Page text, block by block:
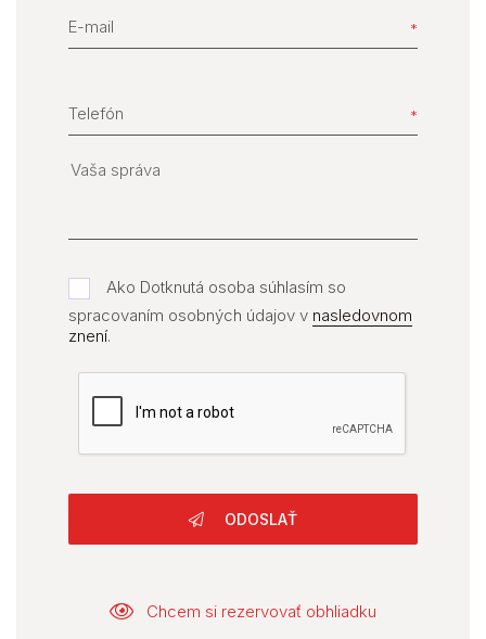
E-mail
Telefón
Ako Dotknutá osoba súhlasím so
spracovaním osobných údajov v nasledovnom
znení.
ODOSLAŤ
Chcem si rezervovať obhliadku